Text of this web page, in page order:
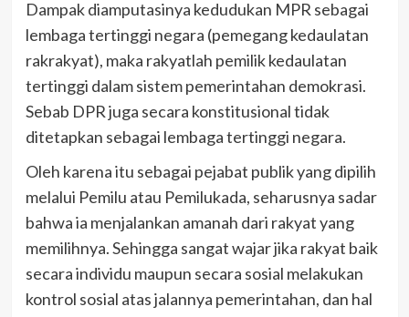
Dampak diamputasinya kedudukan MPR sebagai
lembaga tertinggi negara (pemegang kedaulatan
rakrakyat), maka rakyatlah pemilik kedaulatan
tertinggi dalam sistem pemerintahan demokrasi.
Sebab DPR juga secara konstitusional tidak
ditetapkan sebagai lembaga tertinggi negara.
Oleh karena itu sebagai pejabat publik yang dipilih
melalui Pemilu atau Pemilukada, seharusnya sadar
bahwa ia menjalankan amanah dari rakyat yang
memilihnya. Sehingga sangat wajar jika rakyat baik
secara individu maupun secara sosial melakukan
kontrol sosial atas jalannya pemerintahan, dan hal